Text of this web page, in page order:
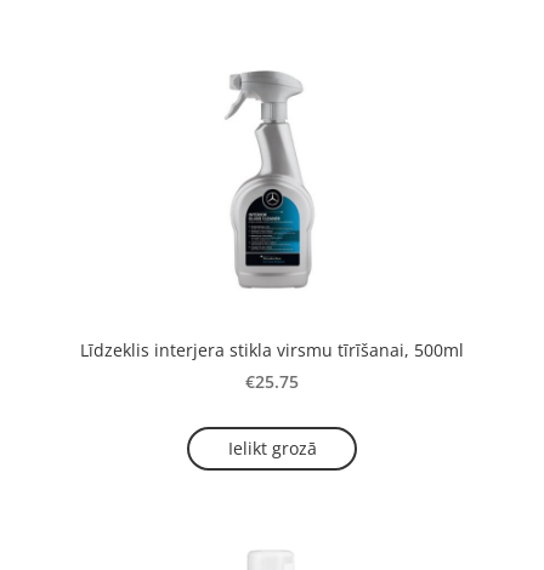
Līdzeklis interjera stikla virsmu tīrīšanai, 500ml
€25.75
Ielikt grozā